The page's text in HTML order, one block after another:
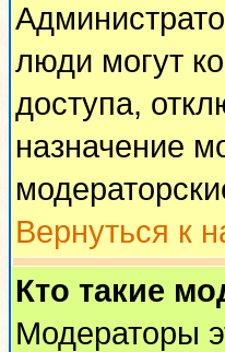
люди могут
доступа,
назначение
Вернуться к
Кто такие
Модераторы